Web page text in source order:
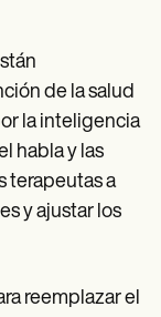
de la salud
la inteligencia
habla y las
terapeutas a
y ajustar los
reemplazar el